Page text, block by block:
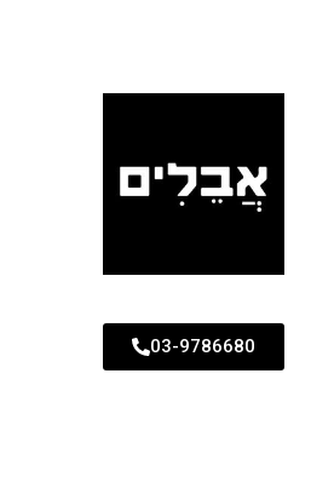
03-9786680